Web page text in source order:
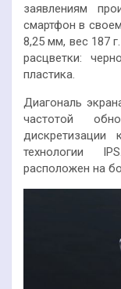
заявлениям
смартфон в
8,25 мм, вес 187
расцветки:
пластика.
Диагональ
частотой
технологии
расположен на